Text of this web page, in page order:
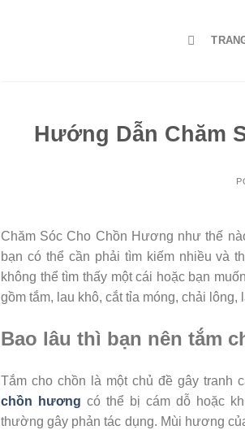
Hướng Dẫn Chăm
Chăm Sóc Cho Chồn Hương như thế
bạn có thể cần phải tìm kiếm nhiều và
không thể tìm thấy một cái hoặc bạn
gồm tắm, lau khô, cắt tỉa móng, chải lông,
Bao lâu thì bạn nên tắm
Tắm cho chồn là một chủ đề gây
chồn hương có thể bị cám dỗ hoặc
thường gây phản tác dụng. Mùi hương